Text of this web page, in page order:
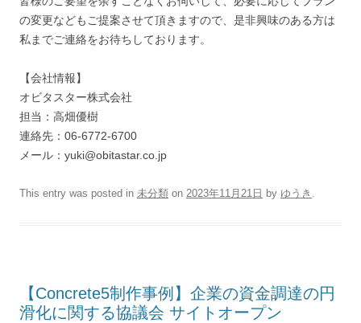
の変更などもご提案させて頂きますので、是非興味のある方は
私までご連絡をお待ちしております。
【会社情報】
オビタスター株式会社
担当：高畑優樹
連絡先：06-6772-6700
メール：yuki@obitastar.co.jp
This entry was posted in 未分類 on 2023年11月21日 by ゆうき .
【Concrete5制作事例】企業の資金調達の円
滑化に関する協議会 サイトオープン